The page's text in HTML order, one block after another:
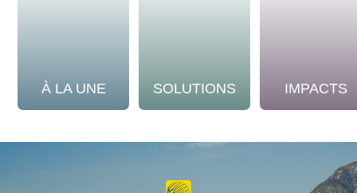
À LA UNE SOLUTIONS IMPACTS